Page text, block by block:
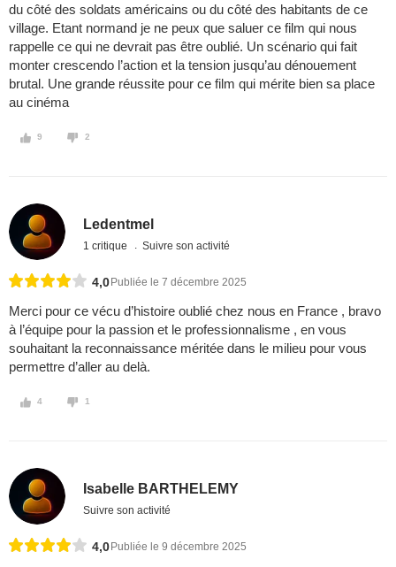
du côté des soldats américains ou du côté des habitants de ce
village. Etant normand je ne peux que saluer ce film qui nous
rappelle ce qui ne devrait pas être oublié. Un scénario qui fait
monter crescendo l’action et la tension jusqu’au dénouement
brutal. Une grande réussite pour ce film qui mérite bien sa place
au cinéma
9 2
Ledentmel
1 critique Suivre son activité
4,0 Publiée le 7 décembre 2025
Merci pour ce vécu d’histoire oublié chez nous en France , bravo
à l’équipe pour la passion et le professionnalisme , en vous
souhaitant la reconnaissance méritée dans le milieu pour vous
permettre d’aller au delà.
4 1
Isabelle BARTHELEMY
Suivre son activité
4,0 Publiée le 9 décembre 2025